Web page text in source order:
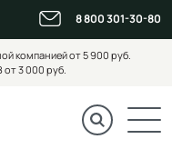
8 800 301-30-80
компанией от 5 900 руб.
3 000 руб.